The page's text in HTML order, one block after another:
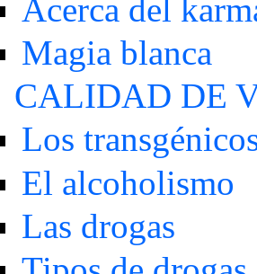
Acerca del
Magia blanca
CALIDAD DE
Los
El alcoholismo
Las drogas